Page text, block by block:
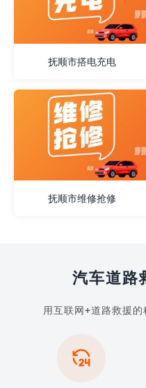
抚顺市搭电充电
抚顺市维修抢修
汽车道路
用互联网+道路救援
